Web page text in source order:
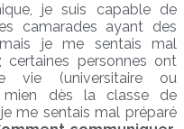
je suis capable de
camarades ayant des
je me sentais mal
personnes ont
vie (universitaire ou
mien dès la classe de
me sentais mal préparé